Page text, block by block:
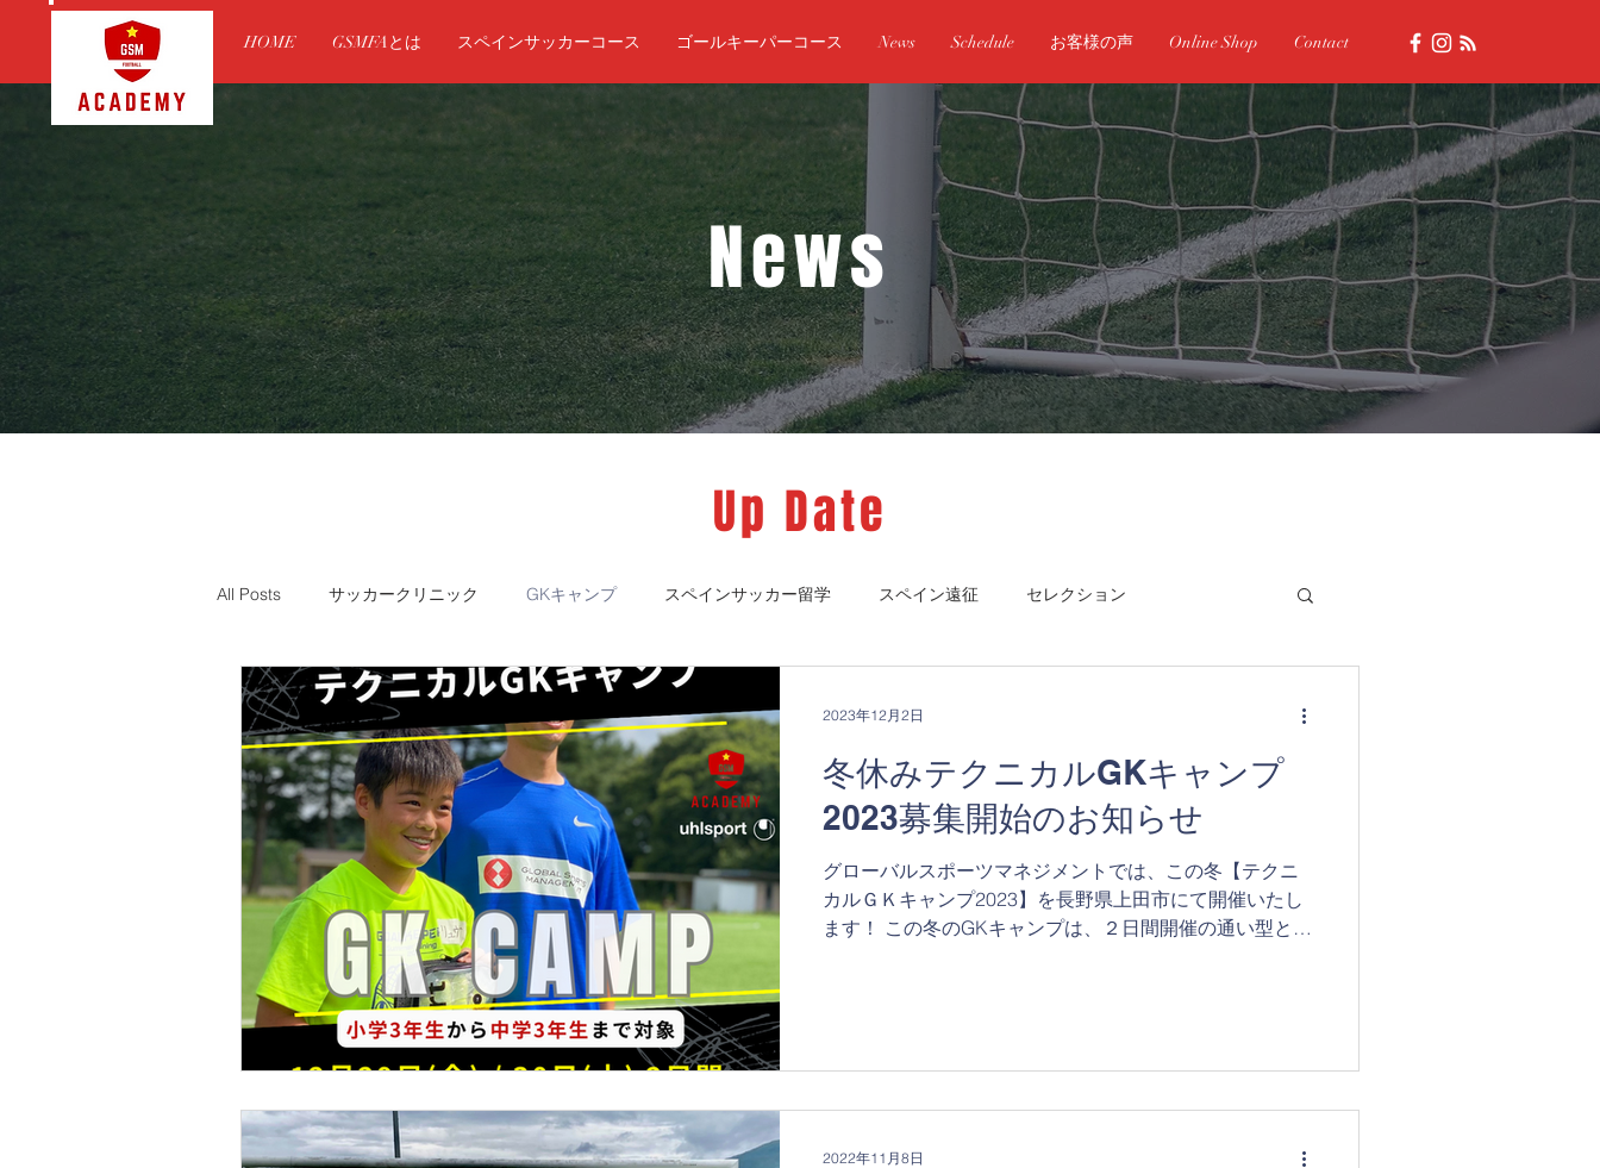
HOME GSMFAとは スペインサッカーコース ゴールキーパーコース News Schedule お客様の声 Online Shop Contact
News
Up Date
All Posts サッカークリニック GKキャンプ スペインサッカー留学 スペイン遠征 セレクション
体験のお知らせ レアルソシエダ
冬休みテクニカルGKキャンプ
2023募集開始のお知らせ
グローバルスポーツマネジメントでは、この冬【テクニ
カルＧＫキャンプ2023】を長野県上田市にて開催いたし
ます！ この冬のGKキャンプは、２日間開催の通い型とな
2023年12月2日
2022年11月8日